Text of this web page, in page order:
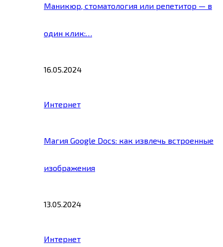
Маникюр, стоматология или репетитор — в
один клик:…
16.05.2024
Интернет
Магия Google Docs: как извлечь встроенные
изображения
13.05.2024
Интернет